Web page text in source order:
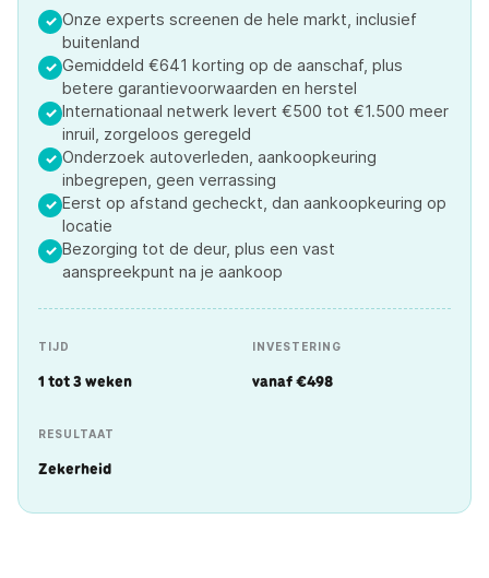
✓ Onze experts screenen de hele markt, inclusief
buitenland
✓ Gemiddeld €641 korting op de aanschaf, plus
betere garantievoorwaarden en herstel
✓ Internationaal netwerk levert €500 tot €1.500 meer
inruil, zorgeloos geregeld
✓ Onderzoek autoverleden, aankoopkeuring
inbegrepen, geen verrassing
✓ Eerst op afstand gecheckt, dan aankoopkeuring op
locatie
✓ Bezorging tot de deur, plus een vast
aanspreekpunt na je aankoop
TIJD
1 tot 3 weken
INVESTERING
vanaf €498
RESULTAAT
Zekerheid